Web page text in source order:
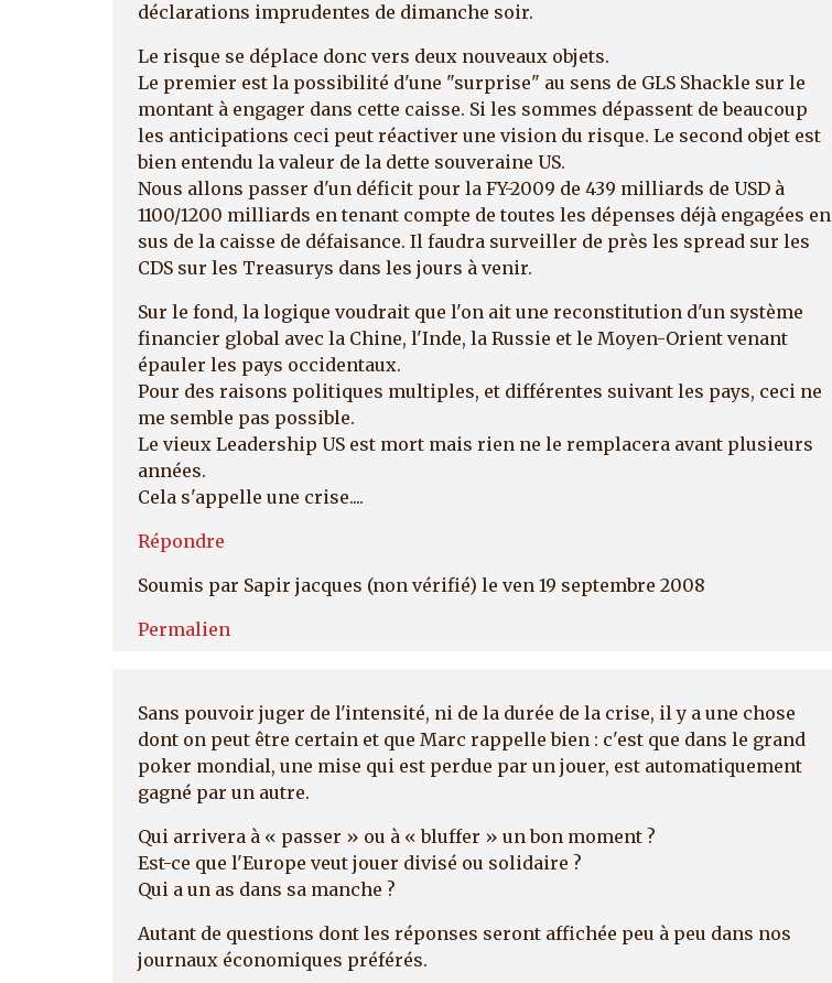
déclarations imprudentes de dimanche soir.
Le risque se déplace donc vers deux nouveaux objets.
Le premier est la possibilité d'une "surprise" au sens de GLS Shackle sur le
montant à engager dans cette caisse. Si les sommes dépassent de beaucoup
les anticipations ceci peut réactiver une vision du risque. Le second objet est
bien entendu la valeur de la dette souveraine US.
Nous allons passer d'un déficit pour la FY-2009 de 439 milliards de USD à
1100/1200 milliards en tenant compte de toutes les dépenses déjà engagées en
sus de la caisse de défaisance. Il faudra surveiller de près les spread sur les
CDS sur les Treasurys dans les jours à venir.
Sur le fond, la logique voudrait que l'on ait une reconstitution d'un système
financier global avec la Chine, l'Inde, la Russie et le Moyen-Orient venant
épauler les pays occidentaux.
Pour des raisons politiques multiples, et différentes suivant les pays, ceci ne
me semble pas possible.
Le vieux Leadership US est mort mais rien ne le remplacera avant plusieurs
années.
Cela s'appelle une crise....
Répondre
Soumis par Sapir jacques (non vérifié) le ven 19 septembre 2008
Permalien
Sans pouvoir juger de l'intensité, ni de la durée de la crise, il y a une chose
dont on peut être certain et que Marc rappelle bien : c'est que dans le grand
poker mondial, une mise qui est perdue par un jouer, est automatiquement
gagné par un autre.
Qui arrivera à « passer » ou à « bluffer » un bon moment ?
Est-ce que l'Europe veut jouer divisé ou solidaire ?
Qui a un as dans sa manche ?
Autant de questions dont les réponses seront affichée peu à peu dans nos
journaux économiques préférés.